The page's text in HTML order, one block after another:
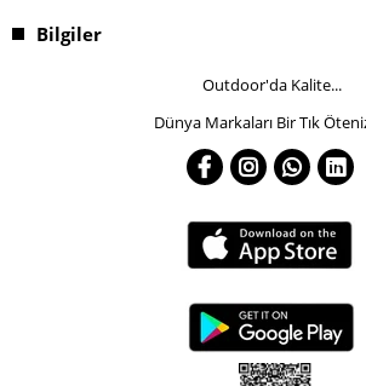
Bilgiler
Outdoor'da Kalite...
Dünya Markaları Bir Tık